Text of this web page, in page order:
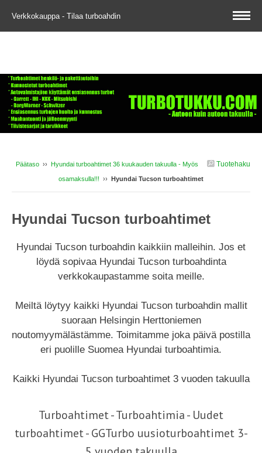
Verkkokauppa - Tilaa turboahdin
Tuotehaku
Päätaso ›› Hyundai turboahtimet 36 kuukauden takuulla - Myös
osamaksulla!!! ›› Hyundai Tucson turboahtimet
Hyundai Tucson turboahtimet
Hyundai Tucson turboahdin kaikkiin malleihin. Jos et
löydä sopivaa Hyundai Tucson turboahdinta
verkkokaupastamme soita meille.
Meiltä löytyy kaikki Hyundai Tucson turboahdin mallit
suoraan Helsingin Herttoniemen
noutomyymälästämme. Toimitamme joka päivä postilla
eri puolille Suomea Hyundai turboahtimia.
Kaikki Hyundai Tucson turboahtimet 3 vuoden takuulla
Turboahtimet - Turboahtimia - Uudet
turboahtimet - GGTurbo uusioturboahtimet 3-